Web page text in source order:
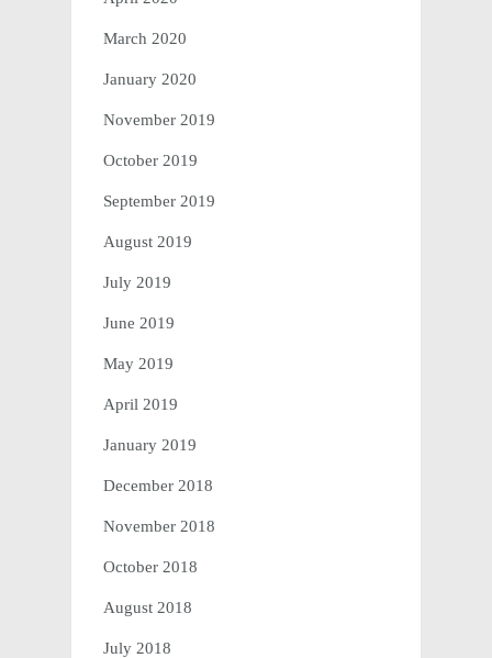
March 2020
January 2020
November 2019
October 2019
September 2019
August 2019
July 2019
June 2019
May 2019
April 2019
January 2019
December 2018
November 2018
October 2018
August 2018
July 2018